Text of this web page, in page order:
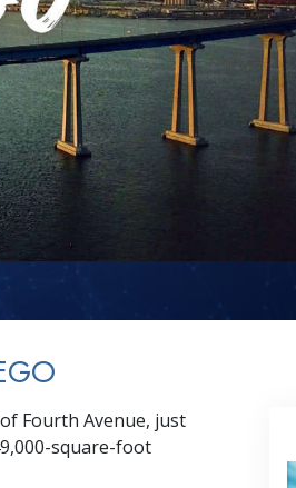
L’échelle des
Réponses aux
Les enfants
Des outils pour
Les
Fourth Avenue, just
square-foot